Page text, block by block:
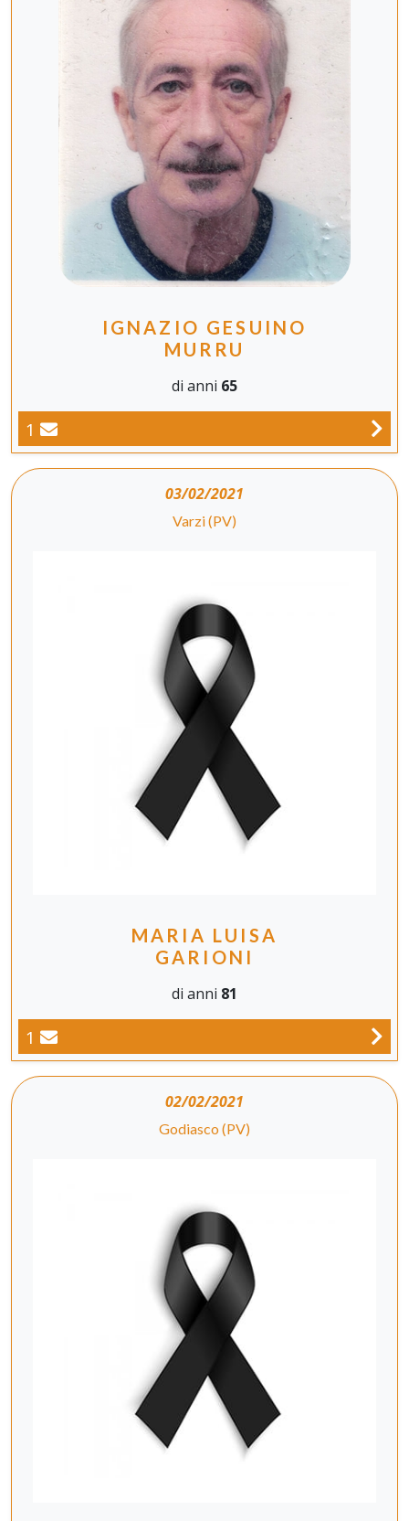
IGNAZIO GESUINO
MURRU
di anni 65
1
03/02/2021
Varzi (PV)
MARIA LUISA
GARIONI
di anni 81
1
02/02/2021
Godiasco (PV)